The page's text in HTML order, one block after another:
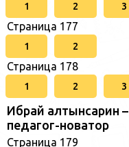
1 2 3
Страница 177
1 2
Страница 178
1 2 3
Ибрай алтынсарин
педагог-новатор
Страница 179